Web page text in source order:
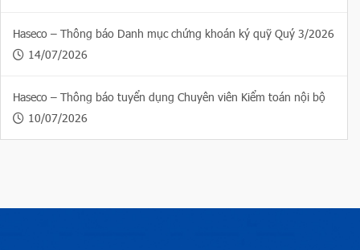
Haseco – Thông báo Danh mục chứng khoán ký quỹ Quý 3/2026
14/07/2026
Haseco – Thông báo tuyển dụng Chuyên viên Kiểm toán nội bộ
10/07/2026